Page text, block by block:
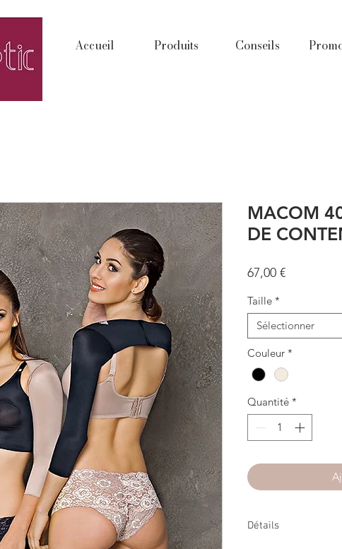
Accueil Produits Conseils
MACOM
DE
67,00 €Prix
Taille *
Sélectionner
Couleur *
Quantité *
Détails